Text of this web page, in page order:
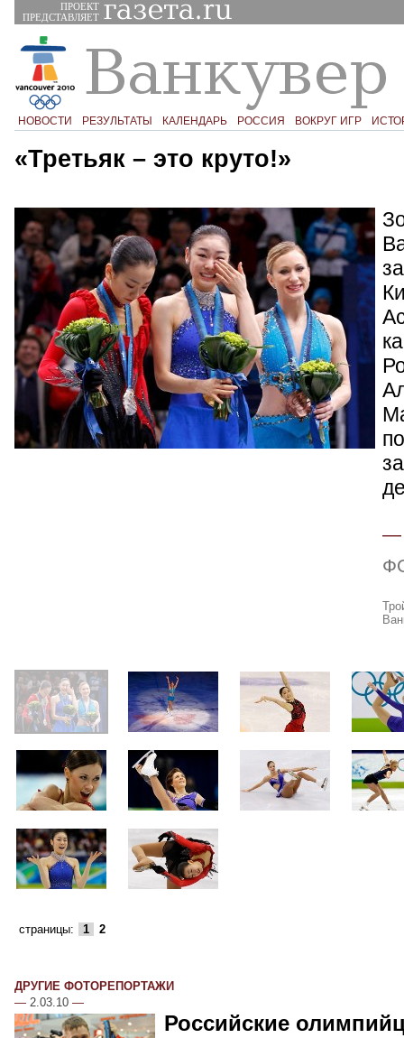
ПРОЕКТ
ПРЕДСТАВЛЯЕТ
НОВОСТИ РЕЗУЛЬТАТЫ КАЛЕНДАРЬ РОССИЯ ВОКРУГ ИГР
«Третьяк – это круто!»
страницы: 1 2
ДРУГИЕ ФОТОРЕПОРТАЖИ
— 2.03.10 —
Российские